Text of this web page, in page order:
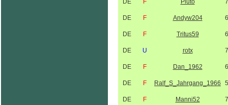
DE F Pluto
DE F Andyw204
DE F Tritus59
DE U rotx
DE F Dan_1962
DE F Ralf_S_Jahrgang_1966
DE F Manni52